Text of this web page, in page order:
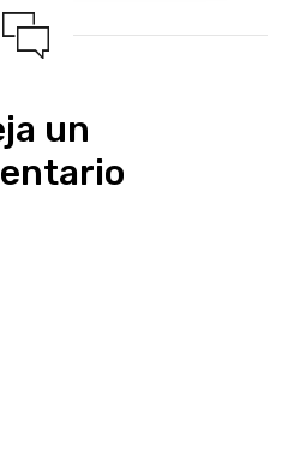
un